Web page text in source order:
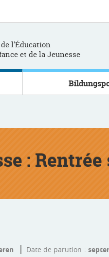
l'Éducation
et de la Jeunesse
:
Date de parution